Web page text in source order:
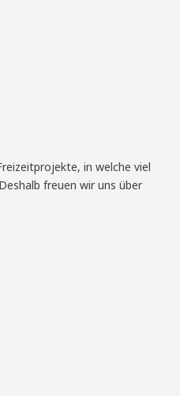
in welche viel
freuen wir uns über